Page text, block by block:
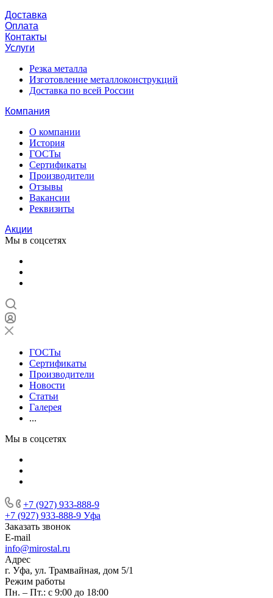
Доставка
Оплата
Контакты
Услуги
Резка металла
Изготовление металлоконструкций
Доставка по всей России
Компания
О компании
История
ГОСТы
Сертификаты
Производители
Отзывы
Вакансии
Реквизиты
Акции
Мы в соцсетях
ГОСТы
Сертификаты
Производители
Новости
Статьи
Галерея
...
Мы в соцсетях
+7 (927) 933-888-9
+7 (927) 933-888-9 Уфа
Заказать звонок
E-mail
info@mirostal.ru
Адрес
г. Уфа, ул. Трамвайная, дом 5/1
Режим работы
Пн. – Пт.: с 9:00 до 18:00